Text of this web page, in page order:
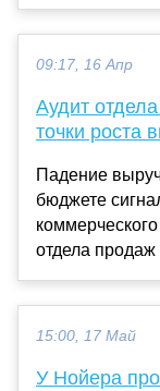
09:17, 16 Апр
Аудит
точки роста
Падение
бюджете
отдела продаж
15:00, 17 Май
У Нойера